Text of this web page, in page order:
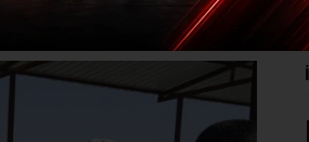
- 15:00, Güncelleme: 29.06.2023 -